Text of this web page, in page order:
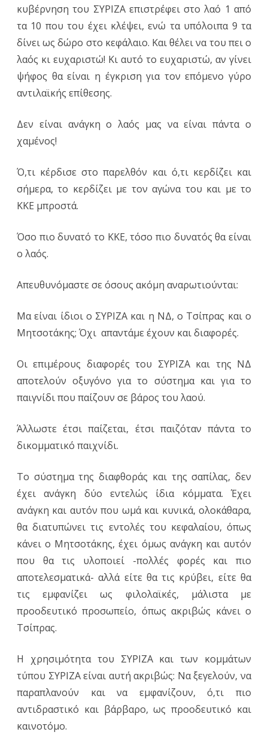
κυβέρνηση του ΣΥΡΙΖΑ επιστρέφει στο λαό 1 από
τα 10 που του έχει κλέψει, ενώ τα υπόλοιπα 9 τα
δίνει ως δώρο στο κεφάλαιο. Και θέλει να του πει ο
λαός κι ευχαριστώ! Κι αυτό το ευχαριστώ, αν γίνει
ψήφος θα είναι η έγκριση για τον επόμενο γύρο
αντιλαϊκής επίθεσης.
Δεν είναι ανάγκη ο λαός μας να είναι πάντα ο
χαμένος!
Ό,τι κέρδισε στο παρελθόν και ό,τι κερδίζει και
σήμερα, το κερδίζει με τον αγώνα του και με το
ΚΚΕ μπροστά.
Όσο πιο δυνατό το ΚΚΕ, τόσο πιο δυνατός θα είναι
ο λαός.
Απευθυνόμαστε σε όσους ακόμη αναρωτιούνται:
Μα είναι ίδιοι ο ΣΥΡΙΖΑ και η ΝΔ, ο Τσίπρας και ο
Μητσοτάκης; Όχι απαντάμε έχουν και διαφορές.
Οι επιμέρους διαφορές του ΣΥΡΙΖΑ και της ΝΔ
αποτελούν οξυγόνο για το σύστημα και για το
παιγνίδι που παίζουν σε βάρος του λαού.
Άλλωστε έτσι παίζεται, έτσι παιζόταν πάντα το
δικομματικό παιχνίδι.
Το σύστημα της διαφθοράς και της σαπίλας, δεν
έχει ανάγκη δύο εντελώς ίδια κόμματα. Έχει
ανάγκη και αυτόν που ωμά και κυνικά, ολοκάθαρα,
θα διατυπώνει τις εντολές του κεφαλαίου, όπως
κάνει ο Μητσοτάκης, έχει όμως ανάγκη και αυτόν
που θα τις υλοποιεί -πολλές φορές και πιο
αποτελεσματικά- αλλά είτε θα τις κρύβει, είτε θα
τις εμφανίζει ως φιλολαϊκές, μάλιστα με
προοδευτικό προσωπείο, όπως ακριβώς κάνει ο
Τσίπρας.
Η χρησιμότητα του ΣΥΡΙΖΑ και των κομμάτων
τύπου ΣΥΡΙΖΑ είναι αυτή ακριβώς: Να ξεγελούν, να
παραπλανούν και να εμφανίζουν, ό,τι πιο
αντιδραστικό και βάρβαρο, ως προοδευτικό και
καινοτόμο.